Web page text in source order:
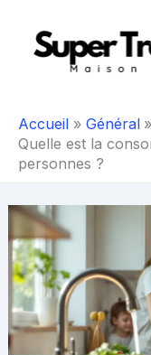
contenu
Accueil
Général
Quelle est la
personnes ?